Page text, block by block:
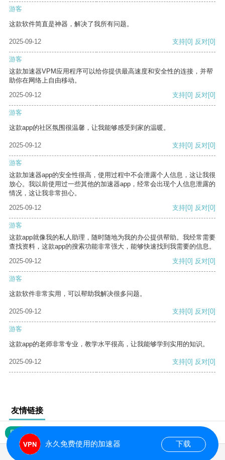
游客
这款软件简直是神器，解决了我所有问题。
2025-09-12 支持[0] 反对[0]
游客
这款加速器VPM应用程序可以给你提供最高速度和安全性的连接，并帮
助你在网络上自由移动。
2025-09-12
支持[0] 反对[0]
游客
这款app的社区氛围很温馨，让我能够感受到家的温暖。
2025-09-12 支持[0] 反对[0]
游客
这款加速器app的安全性很高，使用过程中不会泄露个人信息，这让我很
放心。我以前使用过一些其他的加速器app，经常会出现个人信息泄露的
情况，这让我非常担心。
2025-09-12
支持[0] 反对[0]
游客
这款app就像我的私人助理，随时随地为我的办公提供帮助。我经常需要
查找资料，这款app的搜索功能非常强大，能够快速找到我需要的信息。
2025-09-12
支持[0] 反对[0]
游客
这款软件非常实用，可以帮助我解决很多问题。
2025-09-12 支持[0] 反对[0]
游客
这款app的老师非常专业，教学水平很高，让我能够学到实用的知识。
2025-09-12 支持[0] 反对[0]
友情链接
网站地图
永久免费使用的加速器 下载